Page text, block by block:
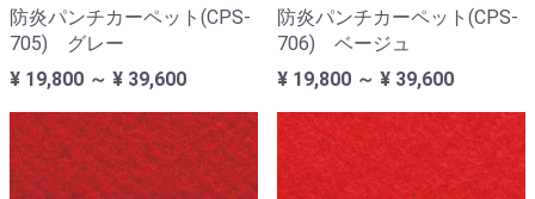
防炎パンチカーペット(CPS-
705) グレー
¥ 19,800 ～ ¥ 39,600
防炎パンチカーペット(CPS-
706) ベージュ
¥ 19,800 ～ ¥ 39,600